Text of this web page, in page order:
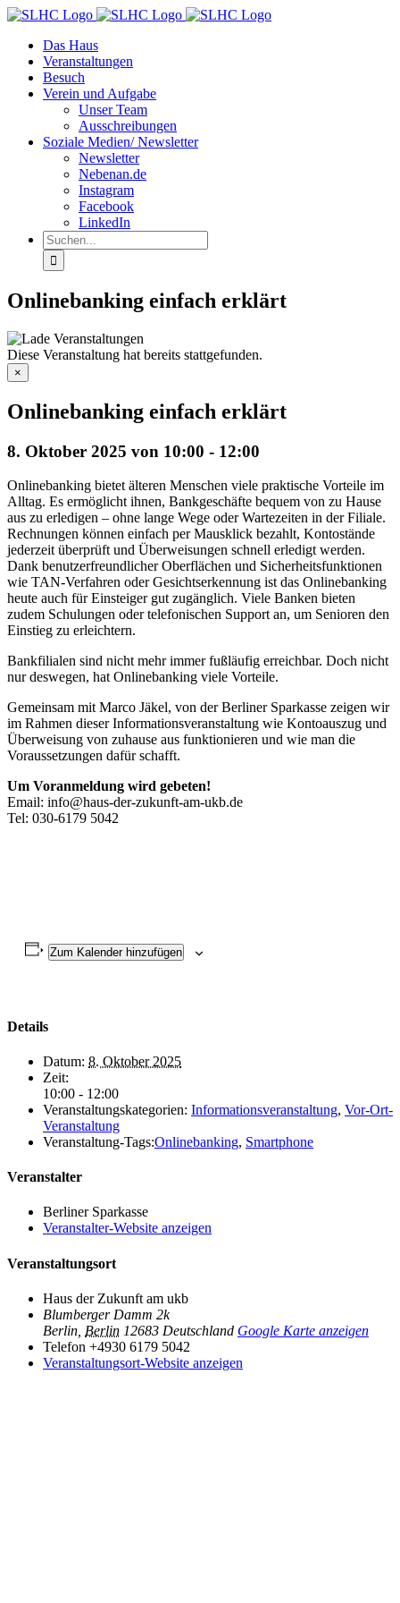
Zum
springenDas Haus
Veranstaltungen
Besuch
Verein und Aufgabe
Unser Team
Ausschreibungen
Soziale Medien/ Newsletter
Newsletter
Nebenan.de
Instagram
Facebook
LinkedIn
Suche
nach:
Onlinebanking einfach erklärt
Diese Veranstaltung hat bereits stattgefunden.
×
Onlinebanking einfach erklärt
8. Oktober 2025 von 10:00 - 12:00
Onlinebanking bietet älteren Menschen viele praktische Vorteile im
Alltag. Es ermöglicht ihnen, Bankgeschäfte bequem von zu Hause
aus zu erledigen – ohne lange Wege oder Wartezeiten in der Filiale.
Rechnungen können einfach per Mausklick bezahlt, Kontostände
jederzeit überprüft und Überweisungen schnell erledigt werden.
Dank benutzerfreundlicher Oberflächen und Sicherheitsfunktionen
wie TAN-Verfahren oder Gesichtserkennung ist das Onlinebanking
heute auch für Einsteiger gut zugänglich. Viele Banken bieten
zudem Schulungen oder telefonischen Support an, um Senioren den
Einstieg zu erleichtern.
Bankfilialen sind nicht mehr immer fußläufig erreichbar. Doch nicht
nur deswegen, hat Onlinebanking viele Vorteile.
Gemeinsam mit Marco Jäkel, von der Berliner Sparkasse zeigen wir
im Rahmen dieser Informationsveranstaltung wie Kontoauszug und
Überweisung von zuhause aus funktionieren und wie man die
Voraussetzungen dafür schafft.
Um Voranmeldung wird gebeten!
Email: info@haus-der-zukunft-am-ukb.de
Tel: 030-6179 5042
Zum Kalender hinzufügen
Details
Datum: 8. Oktober 2025
Zeit:
10:00 - 12:00
Veranstaltungskategorien: Informationsveranstaltung, Vor-Ort-
Veranstaltung
Veranstaltung-Tags:Onlinebanking, Smartphone
Veranstalter
Berliner Sparkasse
Veranstalter-Website anzeigen
Veranstaltungsort
Haus der Zukunft am ukb
Blumberger Damm 2k
Berlin Berlin 12683 Deutschland Google Karte anzeigen
Telefon +4930 6179 5042
Veranstaltungsort-Website anzeigen